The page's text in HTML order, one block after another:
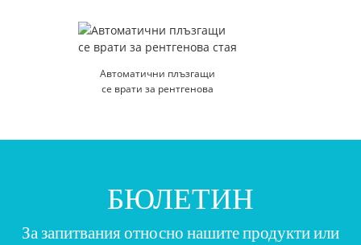
Автоматични плъзгащи
се врати за рентгенова
БЮЛЕТИН
За запитвания относно нашите продукти или